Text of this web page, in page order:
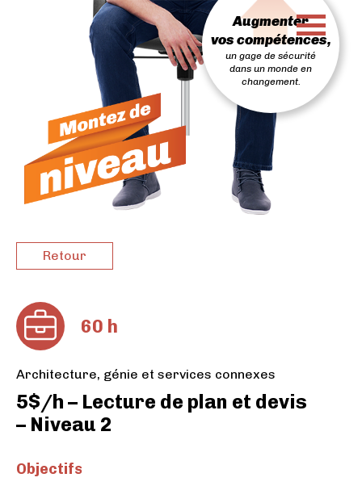
Augmenter
vos compétences,
un gage de sécurité
dans un monde en
changement.
Retour
60 h
Architecture, génie et services connexes
5$/h – Lecture de plan et devis
– Niveau 2
Objectifs